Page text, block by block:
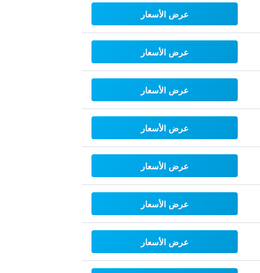
عرض الأسعار
عرض الأسعار
عرض الأسعار
عرض الأسعار
عرض الأسعار
عرض الأسعار
عرض الأسعار